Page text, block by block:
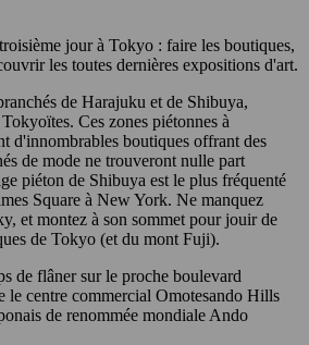
jour à Tokyo : faire les boutiques,
les toutes dernières expositions d'art.
de Harajuku et de Shibuya,
Ces zones piétonnes à
d'innombrables boutiques offrant des
de mode ne trouveront nulle part
piéton de Shibuya est le plus fréquenté
Square à New York. Ne manquez
et montez à son sommet pour jouir de
de Tokyo (et du mont Fuji).
de flâner sur le proche boulevard
le centre commercial Omotesando Hills
de renommée mondiale Ando